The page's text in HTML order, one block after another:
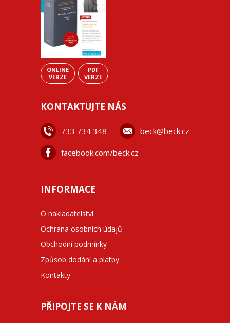
ONLINE
VERZE
PDF
VERZE
KONTAKTUJTE NÁS
733 734 348 beck@beck.cz
facebook.com/beck.cz
INFORMACE
O nakladatelství
Ochrana osobních údajů
Obchodní podmínky
Způsob dodání a platby
Kontakty
PŘIPOJTE SE K NÁM